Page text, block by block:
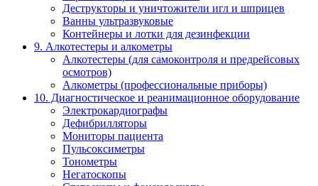
Деструкторы и уничтожители игл и шприцев
Ванны ультразвуковые
Контейнеры и лотки для дезинфекции
9. Алкотестеры и алкометры
Алкотестеры (для самоконтроля и предрейсовых
осмотров)
Алкометры (профессиональные приборы)
10. Диагностическое и реанимационное оборудование
Электрокардиографы
Дефибрилляторы
Мониторы пациента
Пульсоксиметры
Тонометры
Негатоскопы